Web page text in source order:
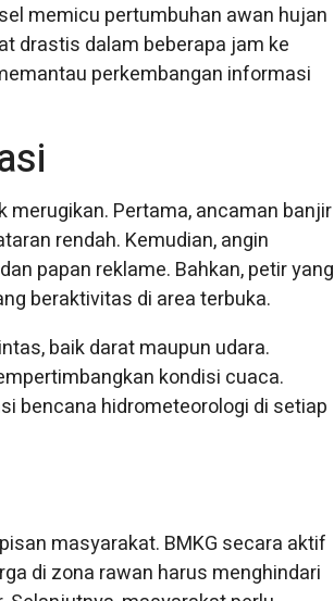
memicu pertumbuhan awan hujan
drastis dalam beberapa jam ke
perkembangan informasi
Pertama, ancaman banjir
rendah. Kemudian, angin
papan reklame. Bahkan, petir yang
beraktivitas di area terbuka.
baik darat maupun udara.
kondisi cuaca.
bencana hidrometeorologi di setiap
masyarakat. BMKG secara aktif
di zona rawan harus menghindari